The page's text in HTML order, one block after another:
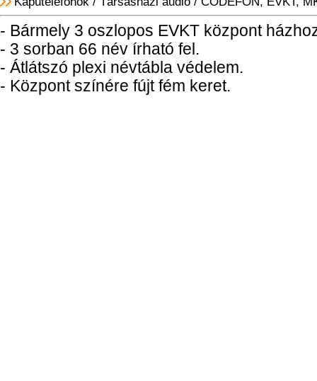
- Bármely 3 oszlopos EVKT központ
- 3 sorban 66 név írható fel.
- Átlátszó plexi névtábla védelem.
- Központ színére fújt fém keret.